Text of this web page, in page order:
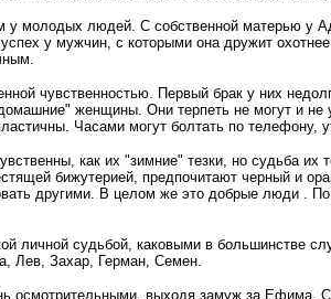
у молодых людей. С собственной матерью у
у мужчин, с которыми она дружит
чувственностью. Первый брак у них
женщины. Они терпеть не могут и не
Часами могут болтать по телефону,
как их "зимние" тезки, но судьба
бижутерией, предпочитают черный и
другими. В целом же это добрые люди .
личной судьбой, каковыми в большинстве
Лев, Захар, Герман, Семен.
осмотрительными, выходя замуж за Ефима,